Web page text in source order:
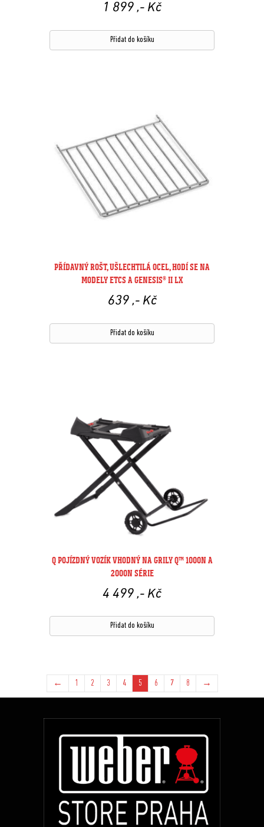
1 899 ,- Kč
Přidat do košíku
PŘÍDAVNÝ ROŠT, UŠLECHTILÁ OCEL, HODÍ SE NA
MODELY ETCS A GENESIS® II LX
639 ,- Kč
Přidat do košíku
Q POJÍZDNÝ VOZÍK VHODNÝ NA GRILY Q™ 1000N A
2000N SÉRIE
4 499 ,- Kč
Přidat do košíku
← 1 2 3 4 5 6 7 8 →